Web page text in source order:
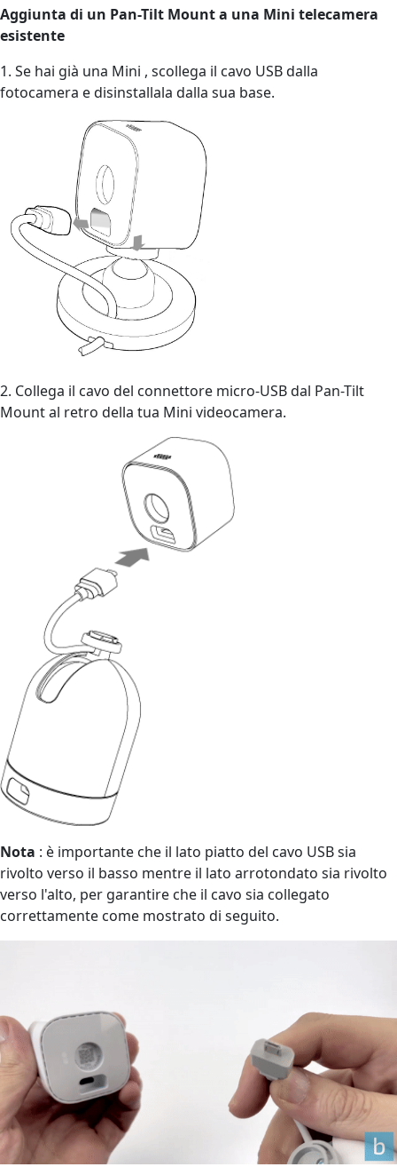
Aggiunta di un Pan-Tilt Mount a una Mini telecamera
esistente
1. Se hai già una Mini , scollega il cavo USB dalla
fotocamera e disinstallala dalla sua base.
2. Collega il cavo del connettore micro-USB dal Pan-Tilt
Mount al retro della tua Mini videocamera.
Nota : è importante che il lato piatto del cavo USB sia
rivolto verso il basso mentre il lato arrotondato sia rivolto
verso l'alto, per garantire che il cavo sia collegato
correttamente come mostrato di seguito.